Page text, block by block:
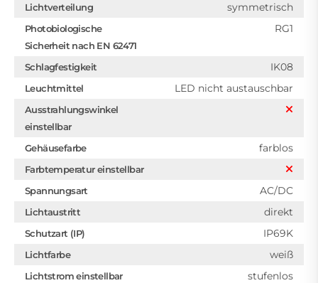
Lichtverteilung symmetrisch
Photobiologische
Sicherheit nach EN 62471
RG1
Schlagfestigkeit IK08
Leuchtmittel LED nicht austauschbar
Ausstrahlungswinkel
einstellbar
Gehäusefarbe
farblos
Farbtemperatur einstellbar
Spannungsart
AC/DC
Lichtaustritt direkt
Schutzart (IP) IP69K
Lichtfarbe weiß
Lichtstrom einstellbar stufenlos